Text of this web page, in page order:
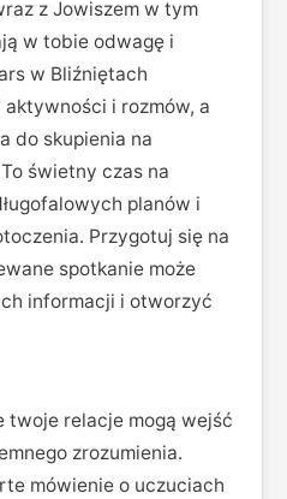
z Jowiszem w tym
w tobie odwagę i
w Bliźniętach
i rozmów, a
do skupienia na
świetny czas na
planów i
Przygotuj się na
spotkanie może
informacji i otworzyć
twoje relacje mogą wejść
zrozumienia.
mówienie o uczuciach